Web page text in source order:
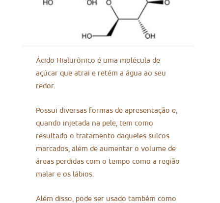
Ácido Hialurônico é uma molécula de
açúcar que atrai e retém a água ao seu
redor.
Possui diversas formas de apresentação e,
quando injetada na pele, tem como
resultado o tratamento daqueles sulcos
marcados, além de aumentar o volume de
áreas perdidas com o tempo como a região
malar e os lábios.
Além disso, pode ser usado também como